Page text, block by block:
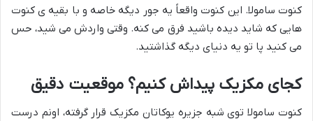
کنوت سامولا. این کنوت واقعاً یه جور دیگه خاصه و با بقیه ی کنوت
هایی که شاید دیده باشید فرق می کنه. وقتی واردش می شید، حس
می کنید پا تو یه دنیای دیگه گذاشتید.
کجای مکزیک پیداش کنیم؟ موقعیت دقیق
کنوت سامولا توی شبه جزیره یوکاتان مکزیک قرار گرفته، اونم درست